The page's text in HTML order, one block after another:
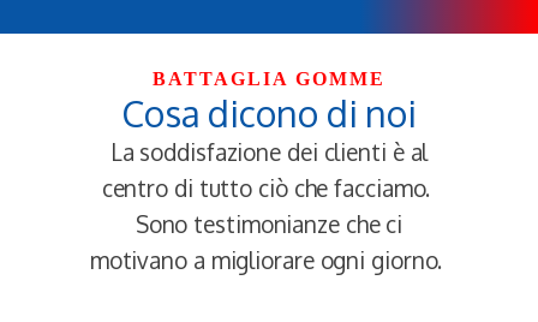
BATTAGLIA GOMME
Cosa dicono di noi
La soddisfazione dei clienti è al
centro di tutto ciò che facciamo.
Sono testimonianze che ci
motivano a migliorare ogni giorno.